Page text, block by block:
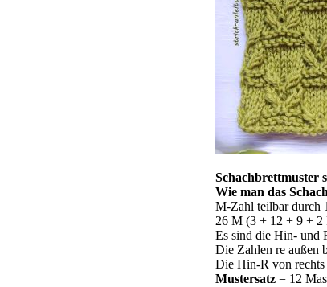
Schachbrettmuster
Wie man das
M-Zahl teilbar durch
26 M (3 + 12 + 9 + 2
Es sind die Hin- und
Die Zahlen re außen
Die Hin-R von rechts
Mustersatz = 12